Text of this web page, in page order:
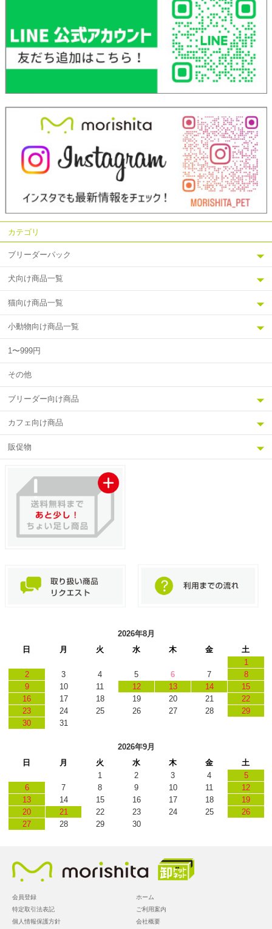
カテゴリ
ブリーダーパック
犬向け商品一覧
猫向け商品一覧
小動物向け商品一覧
1〜999円
その他
ブリーダー向け商品
カフェ向け商品
販促物
2026年8月
日
月 火 水 木 金
土
1
2
3 4 5 6 7
8
9
10 11 12 13 14
15
16
17 18 19 20 21
22
23
24 25 26 27 28
29
30
31
2026年9月
日
月 火 水 木 金
土
1
2 3 4
5
6
7 8 9 10 11
12
13
14 15 16 17 18
19
20
21 22 23 24 25
26
27
28 29 30
ホーム
ご利用案内
会社概要
会員登録
特定取引法表記
個人情報保護方針